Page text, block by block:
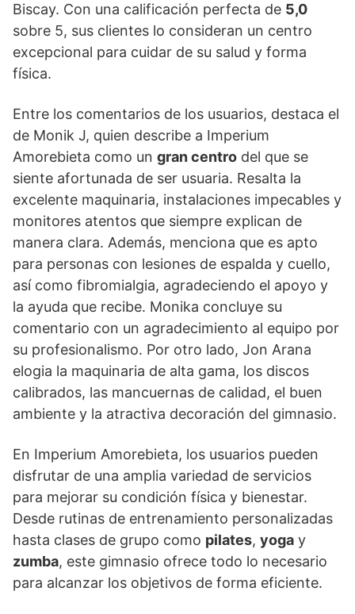
Biscay. Con una calificación perfecta de 5,0
sobre 5, sus clientes lo consideran un centro
excepcional para cuidar de su salud y forma
física.
Entre los comentarios de los usuarios, destaca el
de Monik J, quien describe a Imperium
Amorebieta como un gran centro del que se
siente afortunada de ser usuaria. Resalta la
excelente maquinaria, instalaciones impecables y
monitores atentos que siempre explican de
manera clara. Además, menciona que es apto
para personas con lesiones de espalda y cuello,
así como fibromialgia, agradeciendo el apoyo y
la ayuda que recibe. Monika concluye su
comentario con un agradecimiento al equipo por
su profesionalismo. Por otro lado, Jon Arana
elogia la maquinaria de alta gama, los discos
calibrados, las mancuernas de calidad, el buen
ambiente y la atractiva decoración del gimnasio.
En Imperium Amorebieta, los usuarios pueden
disfrutar de una amplia variedad de servicios
para mejorar su condición física y bienestar.
Desde rutinas de entrenamiento personalizadas
hasta clases de grupo como pilates, yoga y
zumba, este gimnasio ofrece todo lo necesario
para alcanzar los objetivos de forma eficiente.